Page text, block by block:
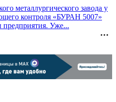
металлургического завода у
контроля «БУРАН 5007»
предприятия. Уже...